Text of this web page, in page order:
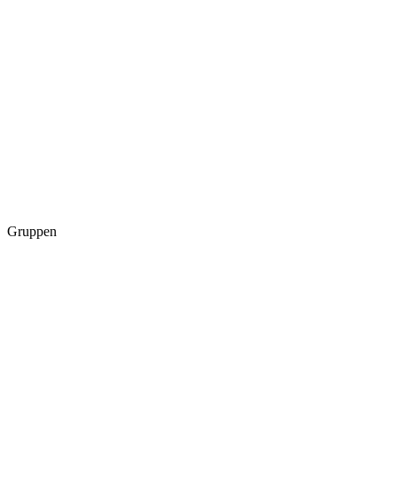
Gruppen